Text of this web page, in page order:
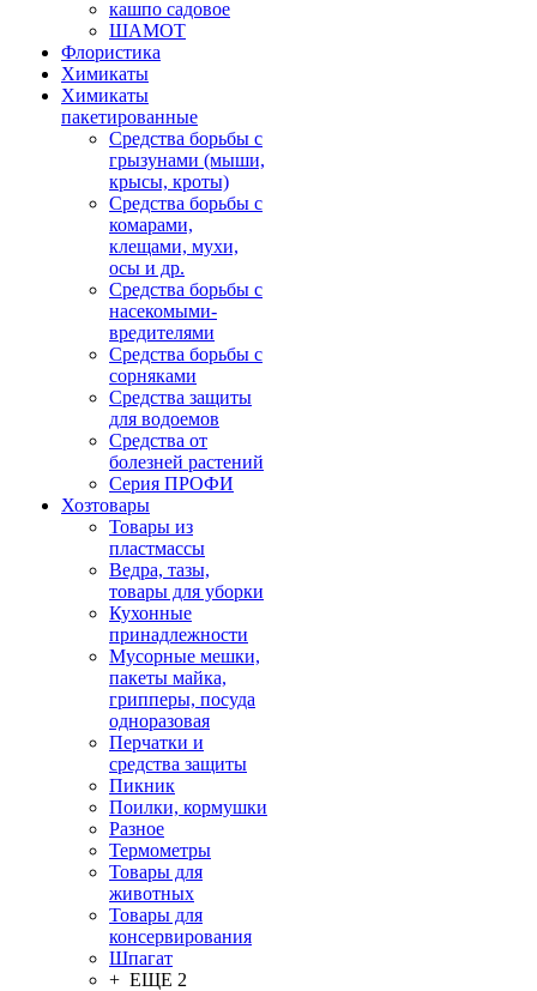
кашпо садовое
ШАМОТ
Флористика
Химикаты
Химикаты
пакетированные
Средства борьбы с
грызунами (мыши,
крысы, кроты)
Средства борьбы с
комарами,
клещами, мухи,
осы и др.
Средства борьбы с
насекомыми-
вредителями
Средства борьбы с
сорняками
Средства защиты
для водоемов
Средства от
болезней растений
Серия ПРОФИ
Хозтовары
Товары из
пластмассы
Ведра, тазы,
товары для уборки
Кухонные
принадлежности
Мусорные мешки,
пакеты майка,
грипперы, посуда
одноразовая
Перчатки и
средства защиты
Пикник
Поилки, кормушки
Разное
Термометры
Товары для
животных
Товары для
консервирования
Шпагат
+ ЕЩЕ 2